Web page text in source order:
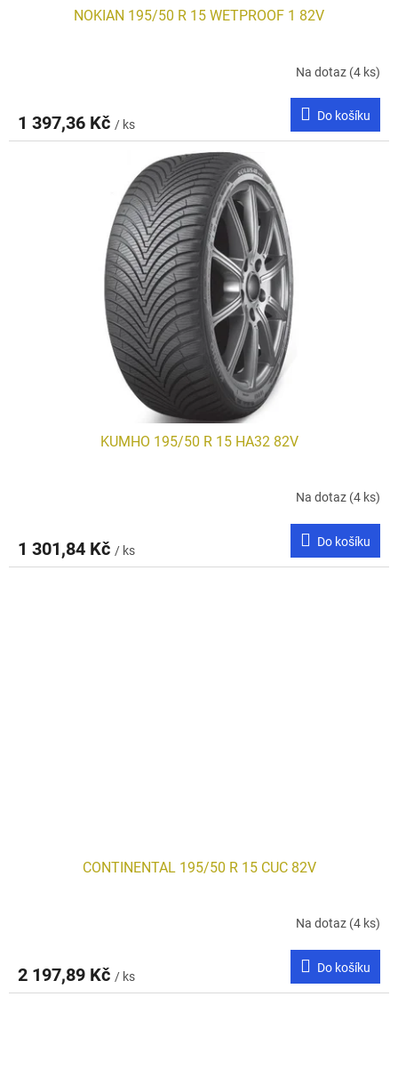
NOKIAN 195/50 R 15 WETPROOF 1 82V
Na dotaz (4 ks)
1 397,36 Kč / ks
Do košíku
KUMHO 195/50 R 15 HA32 82V
Na dotaz (4 ks)
1 301,84 Kč / ks
Do košíku
CONTINENTAL 195/50 R 15 CUC 82V
Na dotaz (4 ks)
2 197,89 Kč / ks
Do košíku